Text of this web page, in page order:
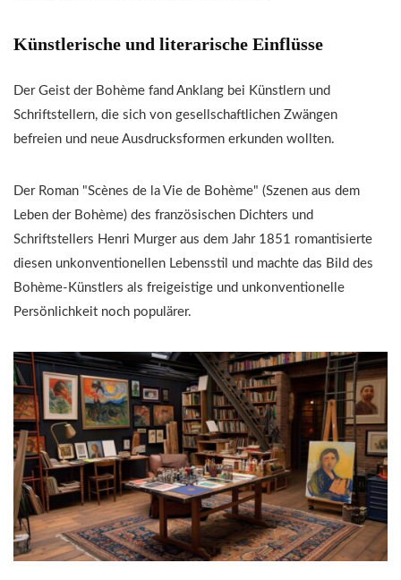
Künstlerische und literarische Einflüsse
Der Geist der Bohème fand Anklang bei Künstlern und
Schriftstellern, die sich von gesellschaftlichen Zwängen
befreien und neue Ausdrucksformen erkunden wollten.
Der Roman "Scènes de la Vie de Bohème" (Szenen aus dem
Leben der Bohème) des französischen Dichters und
Schriftstellers Henri Murger aus dem Jahr 1851 romantisierte
diesen unkonventionellen Lebensstil und machte das Bild des
Bohème-Künstlers als freigeistige und unkonventionelle
Persönlichkeit noch populärer.